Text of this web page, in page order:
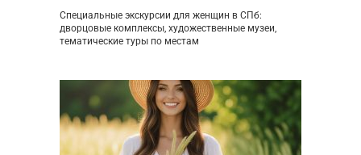
Специальные экскурсии для женщин в СПб:
дворцовые комплексы, художественные музеи,
тематические туры по местам